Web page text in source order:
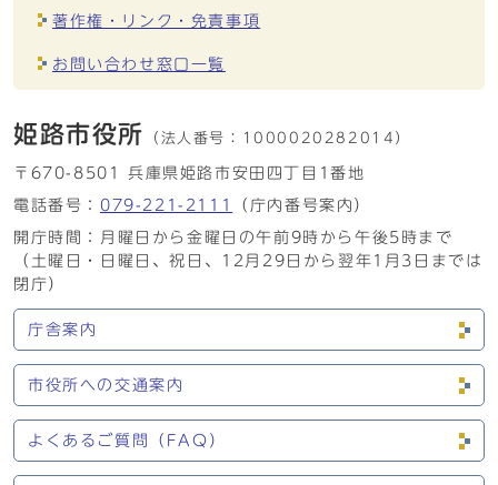
著作権・リンク・免責事項
お問い合わせ窓口一覧
姫路市役所 （法人番号： 1000020282014）
〒670-8501 兵庫県姫路市安田四丁目1番地
電話番号： 079-221-2111
（庁内番号案内）
開庁時間：月曜日から金曜日の午前9時から午後5時まで
（土曜日・日曜日、祝日、12月29日から翌年1月3日までは
閉庁）
庁舎案内
市役所への交通案内
よくあるご質問（FAQ）